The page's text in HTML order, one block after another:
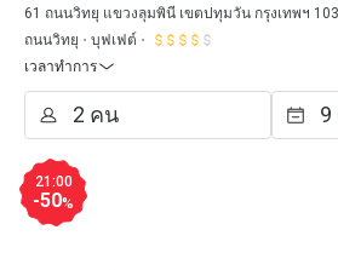
Tree Café @ The
Luxury Collection
61 ถนนวิทยุ แขวงลุมพินี เขตปทุมวัน กรุงเทพฯ
ถนนวิทยุ
บุฟเฟต์
เวลาทำการ
21:00
-50%